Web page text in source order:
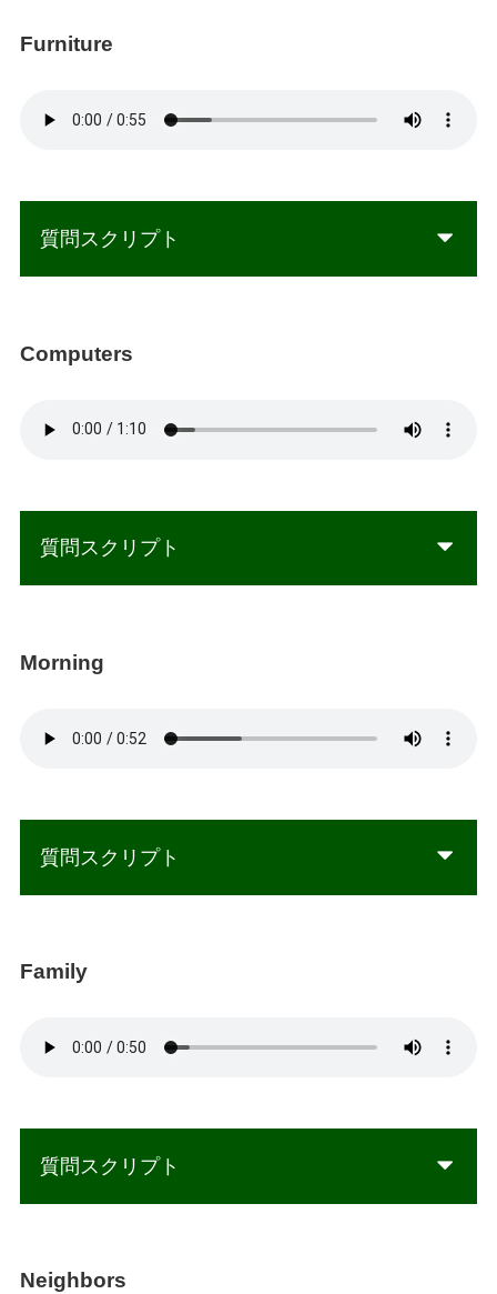
Furniture
質問スクリプト
Computers
質問スクリプト
Morning
質問スクリプト
Family
質問スクリプト
Neighbors